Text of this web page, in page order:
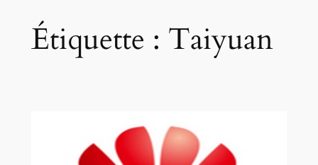
Étiquette : Taiyuan